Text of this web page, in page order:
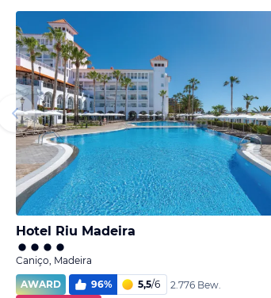
Hotel Riu Madeira
Caniço, Madeira
AWARD
96% 5,5/6
2.776 Bew.